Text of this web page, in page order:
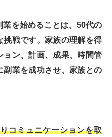
業を始めることは、50代の
挑戦です。家族の理解を得
ョン、計画、成果、時間管
副業を成功させ、家族との
コミュニケーションを取